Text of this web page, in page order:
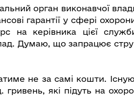
орган виконавчої
гарантії у сфері
на керівника цієї
Думаю, що запрацює
не за самі кошти.
які підуть на